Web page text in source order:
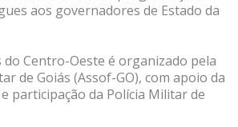
aos governadores de Estado da
do Centro-Oeste é organizado pela
de Goiás (Assof-GO), com apoio da
participação da Polícia Militar de